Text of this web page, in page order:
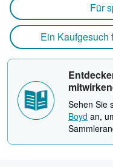
Für
Ein Kaufgesuch
Sehen Sie
Boyd an,